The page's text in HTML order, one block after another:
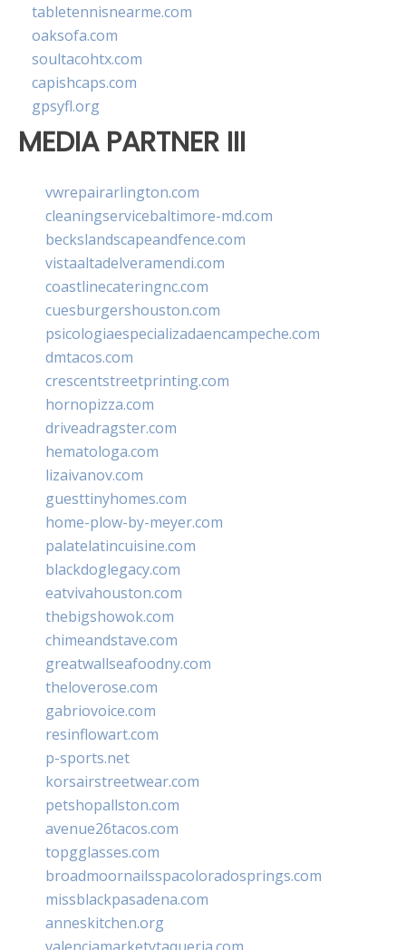
tabletennisnearme.com
oaksofa.com
soultacohtx.com
capishcaps.com
gpsyfl.org
MEDIA PARTNER III
vwrepairarlington.com
cleaningservicebaltimore-md.com
beckslandscapeandfence.com
vistaaltadelveramendi.com
coastlinecateringnc.com
cuesburgershouston.com
psicologiaespecializadaencampeche.com
dmtacos.com
crescentstreetprinting.com
hornopizza.com
driveadragster.com
hematologa.com
lizaivanov.com
guesttinyhomes.com
home-plow-by-meyer.com
palatelatincuisine.com
blackdoglegacy.com
eatvivahouston.com
thebigshowok.com
chimeandstave.com
greatwallseafoodny.com
theloverose.com
gabriovoice.com
resinflowart.com
p-sports.net
korsairstreetwear.com
petshopallston.com
avenue26tacos.com
topgglasses.com
broadmoornailsspacoloradosprings.com
missblackpasadena.com
anneskitchen.org